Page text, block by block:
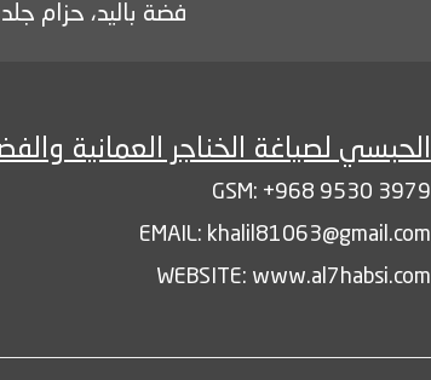
فضة باليد، حزام
الحبسي لصياغة الخناجر العمانية
GSM: +968 9530 3979
EMAIL: khalil81063@gmail.com
WEBSITE: www.al7habsi.com